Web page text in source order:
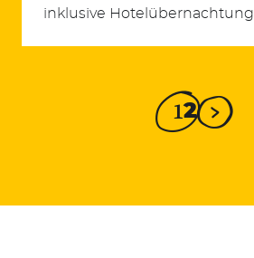
inklusive Hotelübernachtung.
12